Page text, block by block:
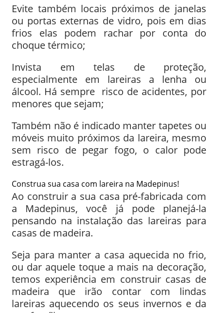
Evite também locais próximos de janelas
ou portas externas de vidro, pois em dias
frios elas podem rachar por conta do
choque térmico;
Invista em telas de proteção,
especialmente em lareiras a lenha ou
álcool. Há sempre risco de acidentes, por
menores que sejam;
Também não é indicado manter tapetes ou
móveis muito próximos da lareira, mesmo
sem risco de pegar fogo, o calor pode
estragá-los.
Construa sua casa com lareira na Madepinus!
Ao construir a sua casa pré-fabricada com
a Madepinus, você já pode planejá-la
pensando na instalação das lareiras para
casas de madeira.
Seja para manter a casa aquecida no frio,
ou dar aquele toque a mais na decoração,
temos experiência em construir casas de
madeira que irão contar com lindas
lareiras aquecendo os seus invernos e da